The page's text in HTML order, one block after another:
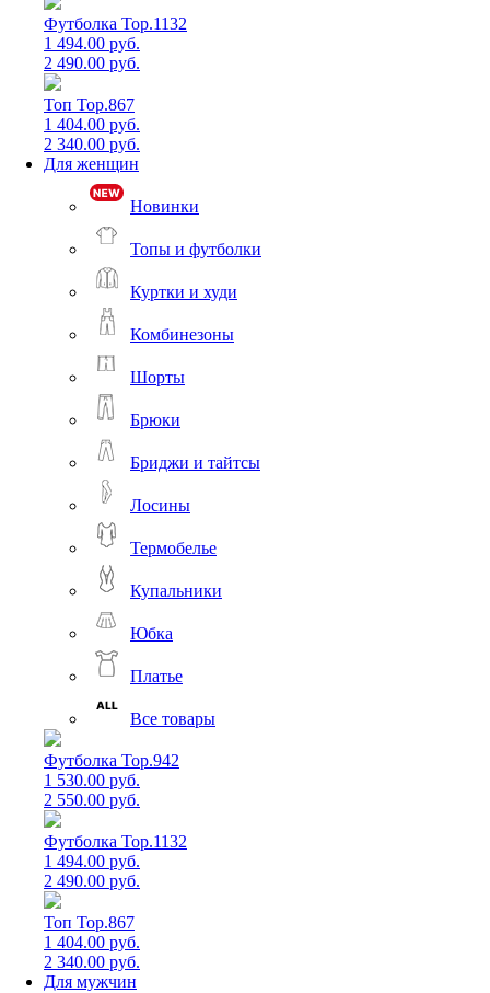
Футболка Top.1132
1 494.00 руб.
2 490.00 руб.
Топ Top.867
1 404.00 руб.
2 340.00 руб.
Для женщин
Новинки
Топы и футболки
Куртки и худи
Комбинезоны
Шорты
Брюки
Бриджи и тайтсы
Лосины
Термобелье
Купальники
Юбка
Платье
Все товары
Футболка Top.942
1 530.00 руб.
2 550.00 руб.
Футболка Top.1132
1 494.00 руб.
2 490.00 руб.
Топ Top.867
1 404.00 руб.
2 340.00 руб.
Для мужчин